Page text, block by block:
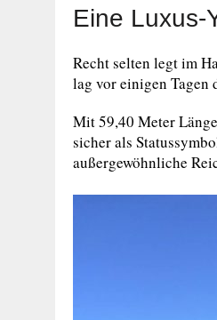
Eine Luxus-
Recht selten legt im
lag vor einigen Tagen
Mit 59,40 Meter
sicher als
außergewöhnliche